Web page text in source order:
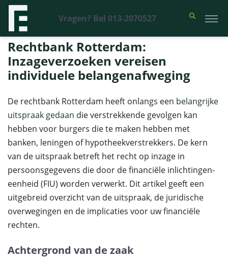
Vragen? Bel 013-2070527
Financieel Recht Advocaten >Uitspraken>Rechtbank Rotterdam:
Inzageverzoeken vereisen individuele belangenafweging
Rechtbank Rotterdam:
Inzageverzoeken vereisen
individuele belangenafweging
De rechtbank Rotterdam heeft onlangs een belangrijke
uitspraak gedaan die verstrekkende gevolgen kan
hebben voor burgers die te maken hebben met
banken, leningen of hypotheekverstrekkers. De kern
van de uitspraak betreft het recht op inzage in
persoonsgegevens die door de financiële inlichtingen-
eenheid (FIU) worden verwerkt. Dit artikel geeft een
uitgebreid overzicht van de uitspraak, de juridische
overwegingen en de implicaties voor uw financiële
rechten.
Achtergrond van de zaak